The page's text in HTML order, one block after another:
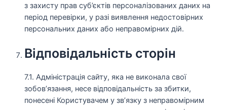
з захисту прав суб’єктів персоналізованих даних на
період перевірки, у разі виявлення недостовірних
персональних даних або неправомірних дій.
Відповідальність сторін
7.1. Адміністрація сайту, яка не виконала свої
зобов’язання, несе відповідальність за збитки,
понесені Користувачем у зв’язку з неправомірним